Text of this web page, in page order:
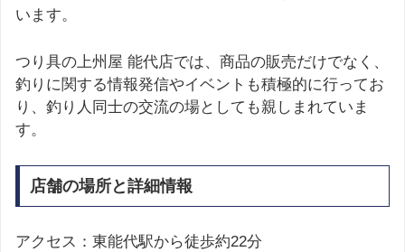
います。
つり具の上州屋 能代店では、商品の販売だけでなく、
釣りに関する情報発信やイベントも積極的に行ってお
り、釣り人同士の交流の場としても親しまれていま
す。
店舗の場所と詳細情報
アクセス：東能代駅から徒歩約22分